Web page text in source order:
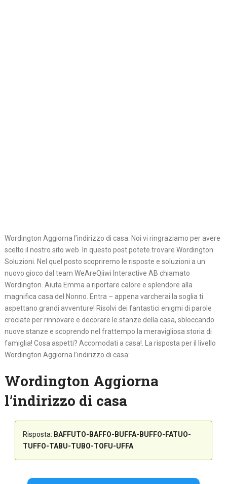
Wordington Aggiorna l’indirizzo di casa. Noi vi ringraziamo per avere
scelto il nostro sito web. In questo post potete trovare Wordington
Soluzioni. Nel quel posto scopriremo le risposte e soluzioni a un
nuovo gioco dal team WeAreQiiwi Interactive AB chiamato
Wordington. Aiuta Emma a riportare calore e splendore alla
magnifica casa del Nonno. Entra – appena varcherai la soglia ti
aspettano grandi avventure! Risolvi dei fantastici enigmi di parole
crociate per rinnovare e decorare le stanze della casa, sbloccando
nuove stanze e scoprendo nel frattempo la meravigliosa storia di
famiglia! Cosa aspetti? Accomodati a casa!. La risposta per il livello
Wordington Aggiorna l’indirizzo di casa:
Wordington Aggiorna
l’indirizzo di casa
Risposta: BAFFUTO-BAFFO-BUFFA-BUFFO-FATUO-
TUFFO-TABU-TUBO-TOFU-UFFA